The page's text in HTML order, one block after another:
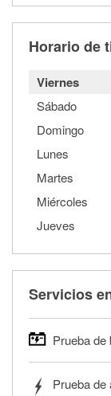
Horario de
Viernes
Sábado
Domingo
Lunes
Martes
Miércoles
Jueves
Servicios
Prueba de
autos,Prueba de